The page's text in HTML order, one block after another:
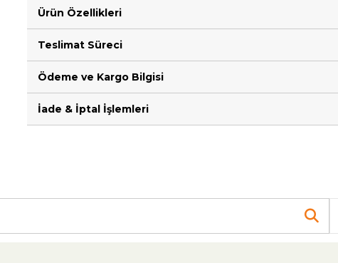
Ürün Özellikleri
Teslimat Süreci
Ödeme ve Kargo Bilgisi
İade & İptal İşlemleri